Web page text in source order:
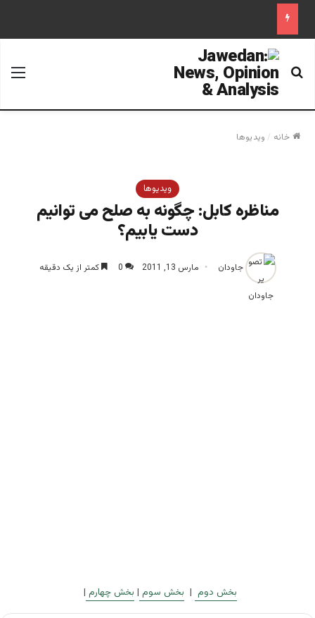
جستجو برای
خانه / ویدیوها
ویدیوها
مناظره کابل: چگونه به صلح می توانیم
دست یابیم؟
جاودان مارس 13, 2011 0 کمتر از یک دقیقه
بخش دوم | بخش سوم | بخش چهارم |